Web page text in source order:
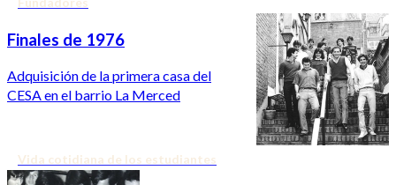
Finales de 1976
Adquisición de la primera casa del
CESA en el barrio La Merced
Vida cotidiana de los estudiantes